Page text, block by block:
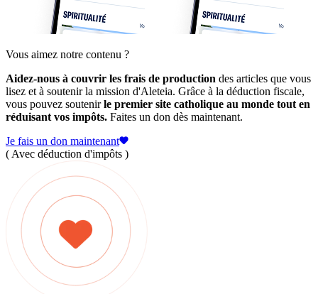
Vous aimez notre contenu ?
Aidez-nous à couvrir les frais de production des articles que vous
lisez et à soutenir la mission d'Aleteia. Grâce à la déduction fiscale,
vous pouvez soutenirle premier site catholique au monde tout en
réduisant vos impôts. Faites un don dès maintenant.
Je fais un don maintenant
( Avec déduction d'impôts )